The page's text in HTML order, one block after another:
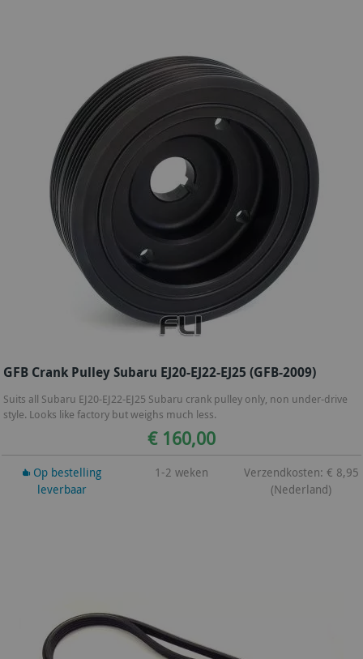
GFB Crank Pulley Subaru EJ20-EJ22-EJ25 (GFB-2009)
Suits all Subaru EJ20-EJ22-EJ25 Subaru crank pulley only, non under-drive
style. Looks like factory but weighs much less.
€ 160,00
Op bestelling
leverbaar
1-2 weken
Verzendkosten: € 8,95
(Nederland)